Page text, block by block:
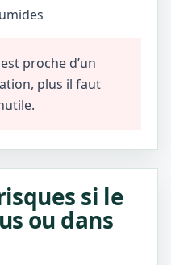
proche d’un
plus il faut
si le
ou dans